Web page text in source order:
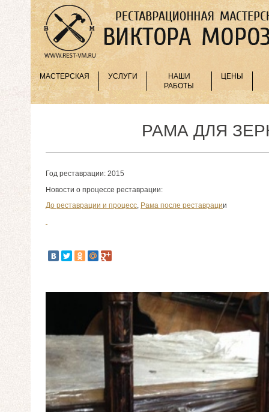
МАСТЕРСКАЯ УСЛУГИ
НАШИ
РАБОТЫ
ЦЕНЫ
РАМА ДЛЯ
Год реставрации: 2015
Новости о процессе реставрации:
До реставрации и процесс, Рама после реставрации